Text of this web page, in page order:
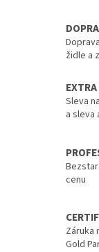
židle a
Sleva
a sleva
cenu
Záruka
Gold